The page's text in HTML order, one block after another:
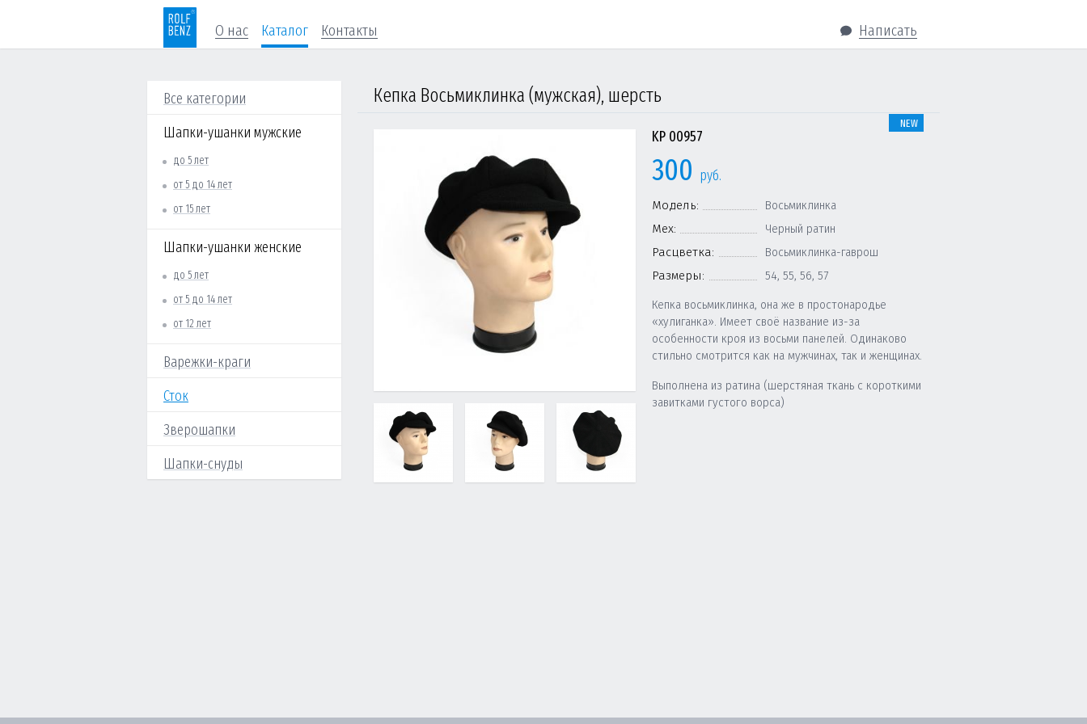
О нас Каталог Контакты Написать
Все категории
Шапки-ушанки мужские
до 5 лет
от 5 до 14 лет
от 15 лет
Шапки-ушанки женские
до 5 лет
от 5 до 14 лет
от 12 лет
Варежки-краги
Сток
Зверошапки
Шапки-снуды
Кепка Восьмиклинка (мужская), шерсть
NEW
KP 00957
300 руб.
Модель: Восьмиклинка
Мех: Черный ратин
Расцветка: Восьмиклинка-гаврош
Размеры: 54, 55, 56, 57
Кепка восьмиклинка, она же в простонародье
«хулиганка». Имеет своё название из-за
особенности кроя из восьми панелей. Одинаково
стильно смотрится как на мужчинах, так и женщинах.
Выполнена из ратина (шерстяная ткань с короткими
завитками густого ворса)